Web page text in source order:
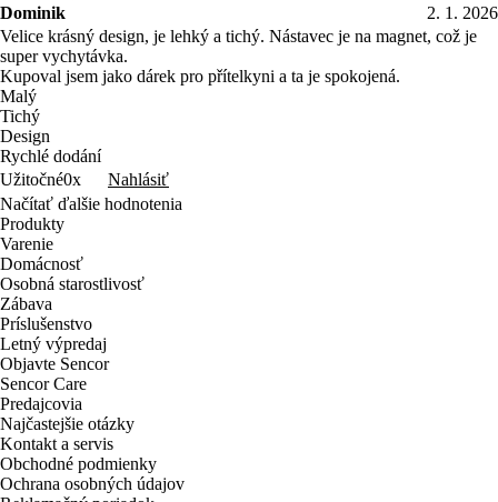
Dominik
2. 1. 2026
Velice krásný design, je lehký a tichý. Nástavec je na magnet, což je
super vychytávka.
Kupoval jsem jako dárek pro přítelkyni a ta je spokojená.
Malý
Tichý
Design
Rychlé dodání
Užitočné0x
Nahlásiť
Načítať ďalšie hodnotenia
Produkty
Varenie
Domácnosť
Osobná starostlivosť
Zábava
Príslušenstvo
Letný výpredaj
Objavte Sencor
Sencor Care
Predajcovia
Najčastejšie otázky
Kontakt a servis
Obchodné podmienky
Ochrana osobných údajov